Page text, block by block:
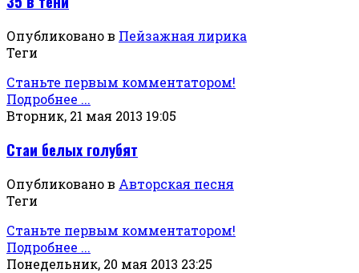
Опубликовано в Пейзажная лирика
Теги
Станьте первым комментатором!
Подробнее ...
Вторник, 21 мая 2013 19:05
Стаи белых голубят
Опубликовано в Авторская песня
Теги
Станьте первым комментатором!
Подробнее ...
Понедельник, 20 мая 2013 23:25